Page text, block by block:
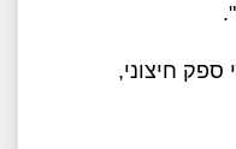
."
ספק חיצוני,